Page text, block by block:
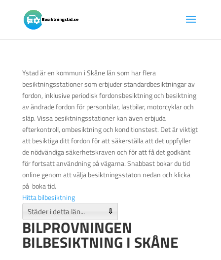
Ystad är en kommun i Skåne län som har flera
besiktningsstationer som erbjuder standardbesiktningar av
fordon, inklusive periodisk fordonsbesiktning och besiktning
av ändrade fordon för personbilar, lastbilar, motorcyklar och
släp. Vissa besiktningsstationer kan även erbjuda
efterkontroll, ombesiktning och konditionstest. Det är viktigt
att besiktiga ditt fordon för att säkerställa att det uppfyller
de nödvändiga säkerhetskraven och för att få det godkänt
för fortsatt användning på vägarna. Snabbast bokar du tid
online genom att välja besiktningsstaton nedan och klicka
på boka tid.
Hitta bilbesiktning
⇩
BILPROVNINGEN
BILBESIKTNING I SKÅNE